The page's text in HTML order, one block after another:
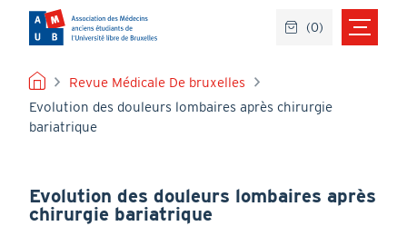
contenu
principal
FIL
D'ARIANE
Revue Médicale De bruxelles
Evolution des douleurs lombaires après chirurgie
bariatrique
Evolution des douleurs lombaires après
chirurgie bariatrique
(0)